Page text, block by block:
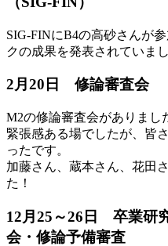
SIG-FINにB4の高砂さんが
クの成果を発表されていまし
2月20日 修論審査会
M2の修論審査会がありまし
緊張感ある場でしたが、皆
ったです。
加藤さん、蔵本さん、花田
た！
12月25～26日 卒業研
会・修論予備審査